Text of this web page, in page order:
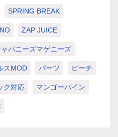
SPRING BREAK
ZAP JUICE
ャパニーズマゲニーズ
スMOD パーツ ピーチ
ク対応 マンゴーパイン